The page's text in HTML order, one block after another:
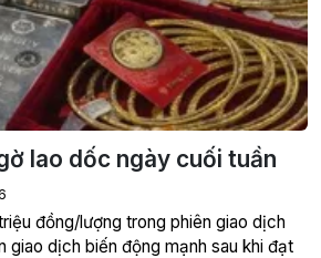
lao dốc ngày cuối tuần
đồng/lượng trong phiên giao dịch
giao dịch biến động mạnh sau khi đạt